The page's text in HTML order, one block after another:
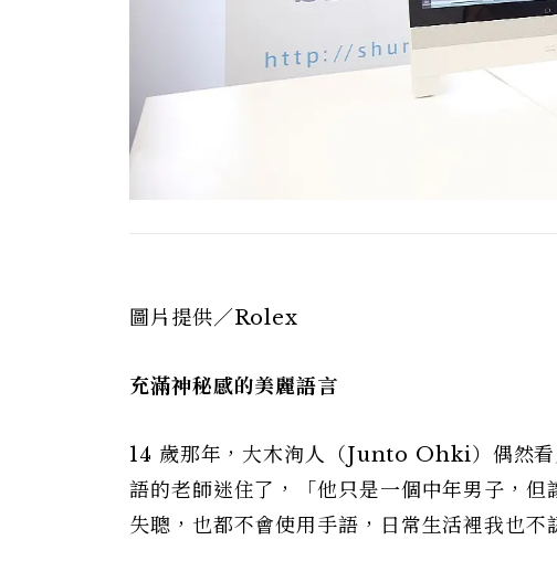
圖片提供／Rolex
充滿神秘感的美麗語言
14 歲那年，大木洵人（Junto Ohki）偶然看
語的老師迷住了，「他只是一個中年男子，
失聰，也都不會使用手語，日常生活裡我也不